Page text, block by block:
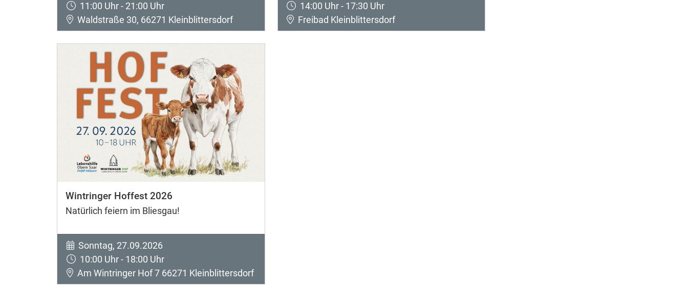
11:00 Uhr - 21:00 Uhr
Waldstraße 30, 66271 Kleinblittersdorf
14:00 Uhr - 17:30 Uhr
Freibad Kleinblittersdorf
Wintringer Hoffest 2026
Natürlich feiern im Bliesgau!
Sonntag, 27.09.2026
10:00 Uhr - 18:00 Uhr
Am Wintringer Hof 7 66271 Kleinblittersdorf